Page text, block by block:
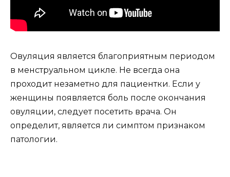
Овуляция является благоприятным периодом
в менструальном цикле. Не всегда она
проходит незаметно для пациентки. Если у
женщины появляется боль после окончания
овуляции, следует посетить врача. Он
определит, является ли симптом признаком
патологии.